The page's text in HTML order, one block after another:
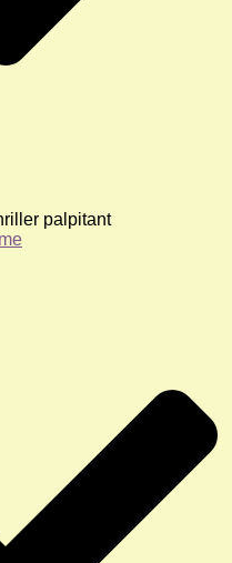
palpitant